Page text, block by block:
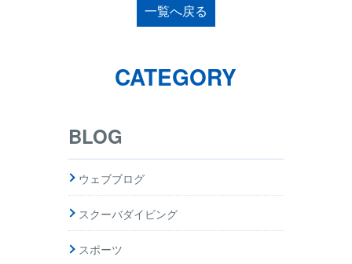
一覧へ戻る
CATEGORY
BLOG
ウェブブログ
スクーバダイビング
スポーツ